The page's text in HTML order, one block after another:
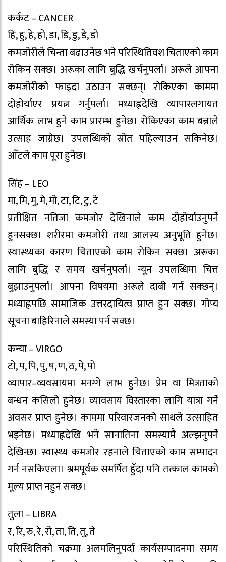
कर्कट – CANCER
हि, हु, हे, हो, डा, डि, डु, डे, डो
कमजोरीले चिन्ता बढाउनेछ भने परिस्थितिवश चिताएको काम
रोकिन सक्छ। अरूका लागि बुद्धि खर्चनुपर्ला। अरूले आफ्ना
कमजोरीको फाइदा उठाउन सक्छन्। रोकिएका काममा
दोहोर्याएर प्रयत्न गर्नुपर्ला। मध्याह्नदेखि व्यापारलगायत
आर्थिक लाभ हुने काम प्रारम्भ हुनेछ। रोकिएका काम बन्नाले
उत्साह जाग्नेछ। उपलब्धिको स्रोत पहिल्याउन सकिनेछ।
आँटले काम पूरा हुनेछ।
सिंह – LEO
मा, मि, मु, मे, मो, टा, टि, टु, टे
प्रतीक्षित नतिजा कमजोर देखिनाले काम दोहोर्याउनुपर्ने
हुनसक्छ। शरीरमा कमजोरी तथा आलस्य अनुभूति हुनेछ।
स्वास्थ्यका कारण चिताएको काम रोकिन सक्छ। अरूका
लागि बुद्धि र समय खर्चनुपर्ला। न्यून उपलब्धिमा चित्त
बुझाउनुपर्ला। आफ्ना विषयमा अरूले दाबी गर्न सक्छन्।
मध्याह्नपछि सामाजिक उत्तरदायित्व प्राप्त हुन सक्छ। गोप्य
सूचना बाहिरिनाले समस्या पर्न सक्छ।
कन्या – VIRGO
टो, प, पि, पु, ष, ण, ठ, पे, पो
व्यापार–व्यवसायमा मनग्गे लाभ हुनेछ। प्रेम वा मित्रताको
बन्धन कसिलो हुनेछ। व्यावसाय विस्तारका लागि यात्रा गर्ने
अवसर प्राप्त हुनेछ। काममा परिवारजनको साथले उत्साहित
भइनेछ। मध्याह्नदेखि भने सानातिना समस्यामै अल्झनुपर्ने
देखिन्छ। स्वास्थ्य कमजोर रहनाले चिताएको काम सम्पादन
गर्न नसकिएला। श्रमपूर्वक समर्पित हुँदा पनि तत्काल कामको
मूल्य प्राप्त नहुन सक्छ।
तुला – LIBRA
र, रि, रु, रे, रो, ता, ति, तु, ते
परिस्थितिको चक्रमा अलमलिनुपर्दा कार्यसम्पादनमा समय